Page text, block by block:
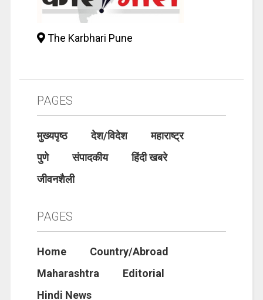
The Karbhari Pune
PAGES
मुख्यपृष्ठ देश/विदेश
महाराष्ट्र
पुणे
संपादकीय
हिंदी खबरे
जीवनशैली
PAGES
Home
Country/Abroad
Maharashtra
Editorial
Hindi News